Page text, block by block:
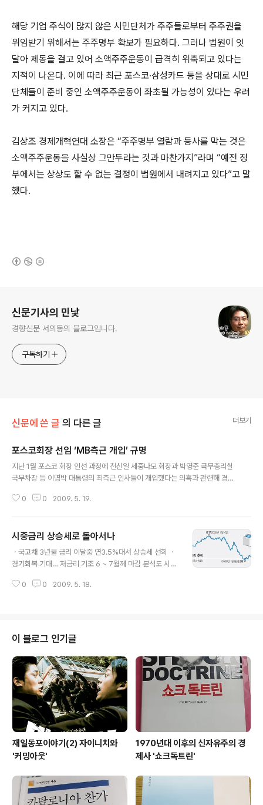
해당 기업 주식이 많지 않은 시민단체가 주주들로부터 주주권을
위임받기 위해서는 주주명부 확보가 필요하다. 그러나 법원이 잇
달아 제동을 걸고 있어 소액주주운동이 급격히 위축되고 있다는
지적이 나온다. 이에 따라 최근 포스코·삼성카드 등을 상대로 시민
단체들이 준비 중인 소액주주운동이 좌초될 가능성이 있다는 우려
가 커지고 있다.
김상조 경제개혁연대 소장은 “주주명부 열람과 등사를 막는 것은
소액주주운동을 사실상 그만두라는 것과 마찬가지”라며 “예전 정
부에서는 상상도 할 수 없는 결정이 법원에서 내려지고 있다”고 말
했다.
신문기사의 민낯
경향신문 서의동의 블로그입니다.
구독하기
신문에 쓴 글 의 다른 글 더보기
포스코회장 선임 ‘MB측근 개입’ 규명
지난 1월 포스코 회장 인선 과정에 천신일 세중나모 회장과 박영준 국무총리실
국무차장 등 이명박 대통령의 최측근 인사들이 개입했다는 의혹과 관련해 경제
나섰다. 이명박 정부 이후 끊임없이 제기된 ‘낙하산 인사’ 논란을 규명하기 위해
회 및 이사회 의사록의 열람등사를 포스코에 청구했다”고 밝혔다. 경제개혁연
대는 “우제창 민주당 의원이 지난달 포스코 이구택 회장의 퇴임과 신임 회장 선
임과정에 외부 인사가 개입해 영향력을 행사했다고 주장한 데 따른 것”이라고
0 0 2009. 5. 19.
시중금리 상승세로 돌아서나
ㆍ국고채 3년물 금리 이달중 연3.5%대서 상승세 선회 ㆍ
경기회복 기대… 저금리 기조 6 ~ 7월께 마감 분석도 시중
고채 3년물 금리가 연 3.5%대까지 내려간 뒤 상승 쪽으로
다. 17일 채권시장에 따르면 국고채 3년물 금리는 지난 3
월19일 연 3.49%, 4월28일 연 3.50% 등 두 차례 연 3.
5% 이하로 떨어졌으나 이후 상승세로 돌아섰다. 국고채 3
년물 금리는 이달 들어 연 3.78~3.93% 범위에서 움직이
고 있다. 지난 15일에는 전날보다 0.02%포인트 오른 연
3.7..
0 0 2009. 5. 18.
이 블로그 인기글
재일동포이야기(2) 자이니치와
'커밍아웃'
1970년대 이후의 신자유주의 경
제사 '쇼크독트린'